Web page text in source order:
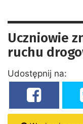
Uczniowie
ruchu
Udostępnij na: